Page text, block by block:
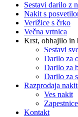
Sestavi darilo z
Nakit s
Verižice s črko
Večna vrtnica
Krst, obhajilo in
Sestavi
Darilo za
Darilo za
Darilo za
Razprodaja
Ves nakit
Kontakt